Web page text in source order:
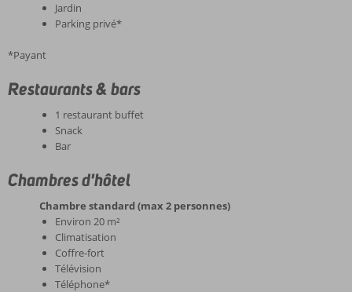
Jardin
Parking privé*
*Payant
Restaurants & bars
1 restaurant buffet
Snack
Bar
Chambres d'hôtel
Chambre standard (max 2 personnes)
Environ 20 m²
Climatisation
Coffre-fort
Télévision
Téléphone*